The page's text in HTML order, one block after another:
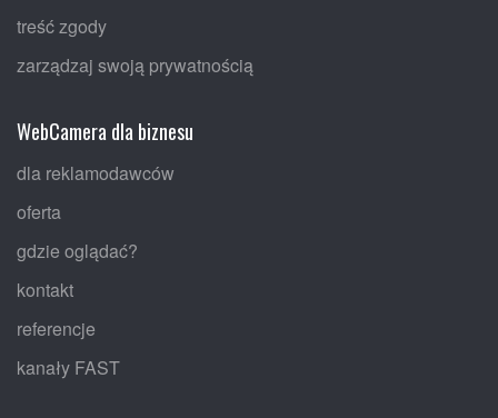
treść zgody
zarządzaj swoją prywatnością
WebCamera dla biznesu
dla reklamodawców
oferta
gdzie oglądać?
kontakt
referencje
kanały FAST